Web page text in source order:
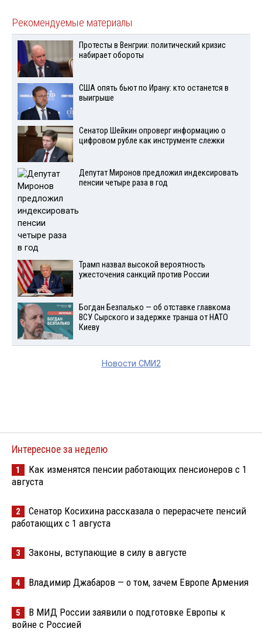
Рекомендуемые материалы
Протесты в Венгрии: политический кризис
набирает обороты
США опять бьют по Ирану: кто останется в
выигрыше
Сенатор Шейкин опроверг информацию о
цифровом рубле как инструменте слежки
Депутат Миронов предложил индексировать
пенсии четыре раза в год
Трамп назвал высокой вероятность
ужесточения санкций против России
Богдан Безпалько — об отставке главкома
ВСУ Сырского и задержке транша от НАТО
Киеву
Новости СМИ2
Интересное за неделю
1
Как изменятся пенсии работающих пенсионеров с 1
августа
2
Сенатор Косихина рассказала о перерасчете пенсий
работающих с 1 августа
3 Законы, вступающие в силу в августе
4 Владимир Джабаров — о том, зачем Европе Армения
5
В МИД России заявили о подготовке Европы к
войне с Россией